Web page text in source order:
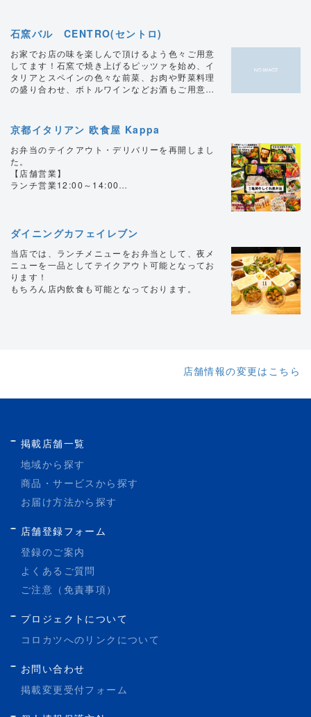
皆様と一緒に困難を乗り越えられますよう
に・・・
石窯バル CENTRO(セントロ)
お家でお店の味を楽しんで頂けるよう色々ご用意
してます！石窯で焼き上げるピッツァを始め、イ
タリアとスペインの色々な前菜、お肉や野菜料理
の盛り合わせ、ボトルワインなどお酒もご用意し
てます！デリバリーもいたします(￥2000以上で
下京区、中京区、東山区。￥5000以上で京都市
内配達いたします！)
京都イタリアン 欧食屋 Kappa
お弁当のテイクアウト・デリバリーを再開しまし
た。
【店舗営業】
ランチ営業12:00～14:00
ダイニングカフェイレブン
当店では、ランチメニューをお弁当として、夜メ
ニューを一品としてテイクアウト可能となってお
ります！
もちろん店内飲食も可能となっております。
店舗情報の変更はこちら
掲載店舗一覧
地域から探す
商品・サービスから探す
お届け方法から探す
店舗登録フォーム
登録のご案内
よくあるご質問
ご注意（免責事項）
プロジェクトについて
コロカツへのリンクについて
お問い合わせ
掲載変更受付フォーム